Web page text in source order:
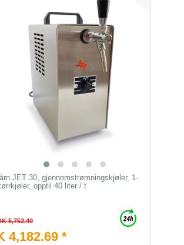
JET 30, gjennomstrømningskjøler, 1-
opptil 40 liter / t
5,752.40
4,182.69 *